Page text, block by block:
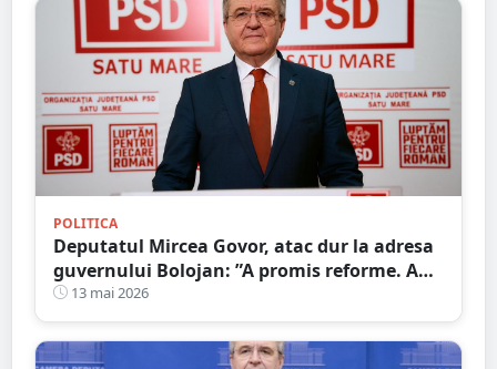
POLITICA
Deputatul Mircea Govor, atac dur la adresa
guvernului Bolojan: ”A promis reforme. A
livrat scumpiri, taxe și blocaj economic.
Românii plătesc prețul”
13 mai 2026